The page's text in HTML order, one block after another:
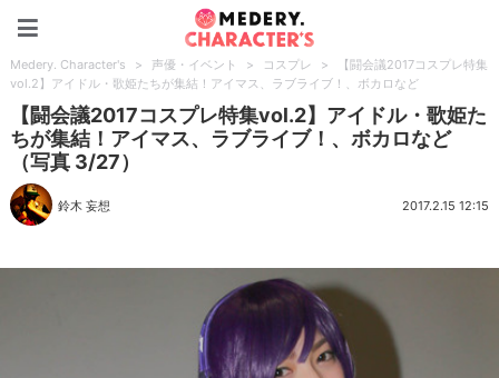
Medery. Character's > 声優・イベント > コスプレ >
【闘会議2017コスプレ特集
vol.2】アイドル・歌姫たちが集結！アイマス、ラブライブ！、ボカロなど
【闘会議2017コスプレ特集vol.2】アイドル・歌姫た
ちが集結！アイマス、ラブライブ！、ボカロなど
（写真 3/27）
鈴木 妄想 2017.2.15 12:15